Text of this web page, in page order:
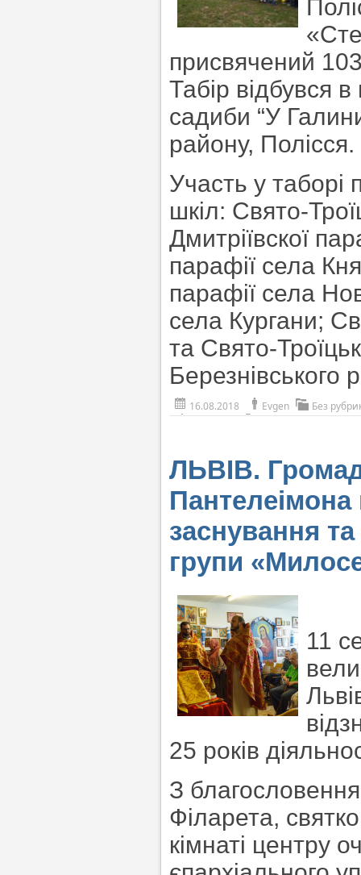
присвячений
Табір відбувся в
садиби “У
району, Полісся.
Участь у таборі
шкіл: Свято-
Дмитріївскої
парафії села
парафії села
села Кургани;
та Свято-
Березнівського
16.08.2018 Evgen Без
ЛЬВІВ.
Пантелеімона
заснування та
групи
11
25 років
З благословення
Філарета,
кімнаті центру